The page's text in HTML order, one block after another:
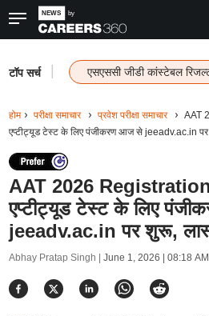
टॉप सर्च एसएससी जीडी कांस्टेबल
होम परीक्षा समाचार प्रवेश परीक्षा समाचार
AAT
एप्टीट्यूड टेस्ट के लिए पंजीकरण आज से jeeadv.ac.in
AAT 2026
एप्टीट्यूड टेस्ट के लिए
jeeadv.ac.in पर शुरू,
Abhay Pratap Singh | June 1, 2026 | 08:18